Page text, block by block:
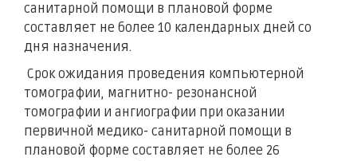
санитарной помощи в плановой форме
составляет не более 10 календарных дней со
дня назначения.
Срок ожидания проведения компьютерной
томографии, магнитно- резонансной
томографии и ангиографии при оказании
первичной медико- санитарной помощи в
плановой форме составляет не более 26